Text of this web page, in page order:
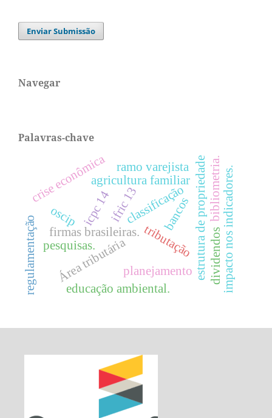
Enviar Submissão
Navegar
Palavras-chave
classificação
Área tributária tributaçãoestrutura de propriedade
firmas brasileiras.
agricultura familiar bibliometria.
bancos
crise econômica impacto nos indicadores.
regulamentação pesquisas.
oscip
ramo varejista
educação ambiental.
ifric 13
planejamento
icpc 14
dividendos